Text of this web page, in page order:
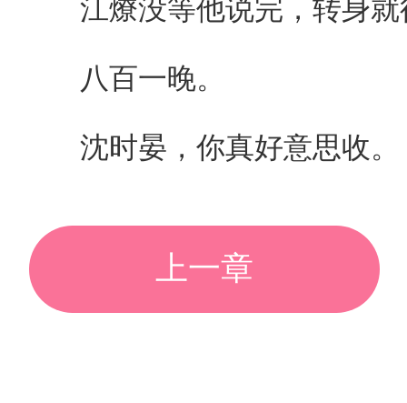
江燎没等他说完，转身就
八百一晚。
沈时晏，你真好意思收。
上一章